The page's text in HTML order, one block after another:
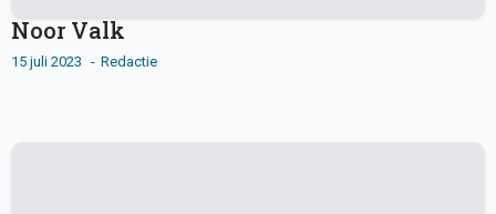
Noor Valk
15 juli 2023 Redactie